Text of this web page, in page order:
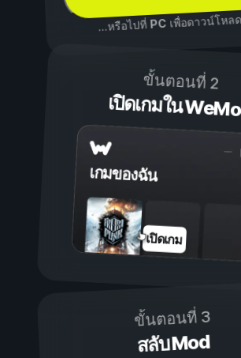
...หรือไปที่ PCเพื่อดาวน์โหล
ขั้นตอนที่ 2
เปิดเกมใน
เกมของฉัน
เปิดเกม
ขั้นตอนที่ 3
สลับ Mod